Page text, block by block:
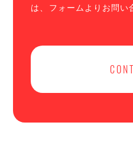
は、フォームよりお問い